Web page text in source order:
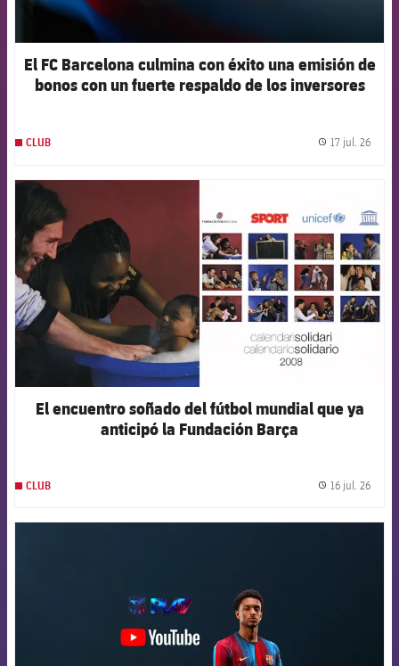
El FC Barcelona culmina con éxito una emisión de
bonos con un fuerte respaldo de los inversores
CLUB 17 jul. 26
El encuentro soñado del fútbol mundial que ya
anticipó la Fundación Barça
CLUB 16 jul. 26